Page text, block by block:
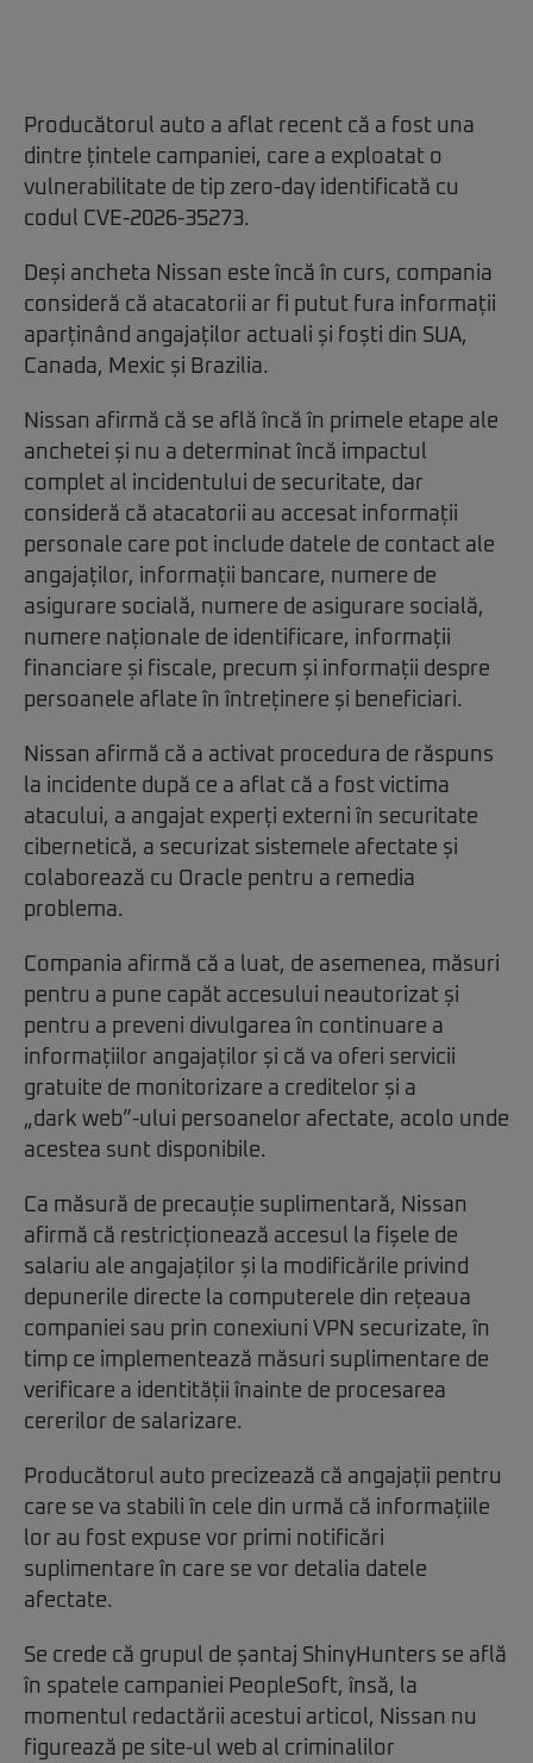
Producătorul auto a aflat recent că a fost una
dintre țintele campaniei, care a exploatat o
vulnerabilitate de tip zero-day identificată cu
codul CVE-2026-35273.
Deși ancheta Nissan este încă în curs, compania
consideră că atacatorii ar fi putut fura informații
aparținând angajaților actuali și foști din SUA,
Canada, Mexic și Brazilia.
Nissan afirmă că se află încă în primele etape ale
anchetei și nu a determinat încă impactul
complet al incidentului de securitate, dar
consideră că atacatorii au accesat informații
personale care pot include datele de contact ale
angajaților, informații bancare, numere de
asigurare socială, numere de asigurare socială,
numere naționale de identificare, informații
financiare și fiscale, precum și informații despre
persoanele aflate în întreținere și beneficiari.
Nissan afirmă că a activat procedura de răspuns
la incidente după ce a aflat că a fost victima
atacului, a angajat experți externi în securitate
cibernetică, a securizat sistemele afectate și
colaborează cu Oracle pentru a remedia
problema.
Compania afirmă că a luat, de asemenea, măsuri
pentru a pune capăt accesului neautorizat și
pentru a preveni divulgarea în continuare a
informațiilor angajaților și că va oferi servicii
gratuite de monitorizare a creditelor și a
„dark web”-ului persoanelor afectate, acolo unde
acestea sunt disponibile.
Ca măsură de precauție suplimentară, Nissan
afirmă că restricționează accesul la fișele de
salariu ale angajaților și la modificările privind
depunerile directe la computerele din rețeaua
companiei sau prin conexiuni VPN securizate, în
timp ce implementează măsuri suplimentare de
verificare a identității înainte de procesarea
cererilor de salarizare.
Producătorul auto precizează că angajații pentru
care se va stabili în cele din urmă că informațiile
lor au fost expuse vor primi notificări
suplimentare în care se vor detalia datele
afectate.
Se crede că grupul de șantaj ShinyHunters se află
în spatele campaniei PeopleSoft, însă, la
momentul redactării acestui articol, Nissan nu
figurează pe site-ul web al criminalilor